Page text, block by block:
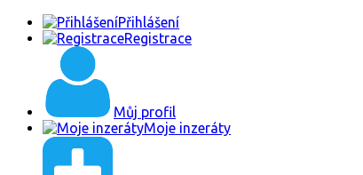
Přihlášení
Registrace
Můj profil
Moje inzeráty